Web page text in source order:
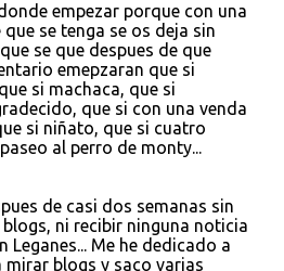
empezar porque con una
se tenga se os deja sin
se que despues de que
emepzaran que si
si machaca, que si
que si con una venda
si niñato, que si cuatro
al perro de monty...
de casi dos semanas sin
ni recibir ninguna noticia
Leganes... Me he dedicado a
mirar blogs y saco varias